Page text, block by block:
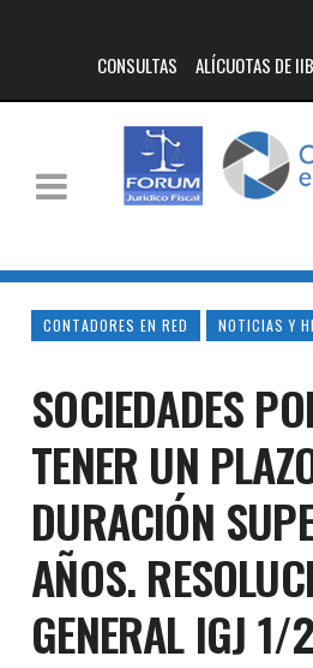
CONSULTAS ALÍCUOTAS DE
CONTADORES EN RED NOTICIAS Y
SOCIEDADES
TENER UN
DURACIÓN
AÑOS.
GENERAL IGJ